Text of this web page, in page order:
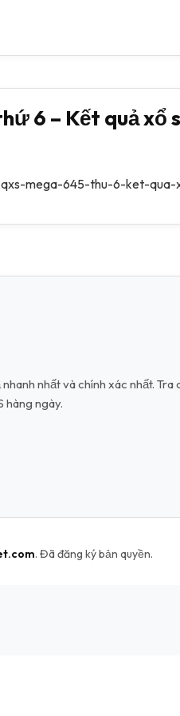
6 – Kết quả
mega-645-thu-6-ket-
nhất và chính xác nhất. Tra
hàng ngày.
. Đã đăng ký bản quyền.